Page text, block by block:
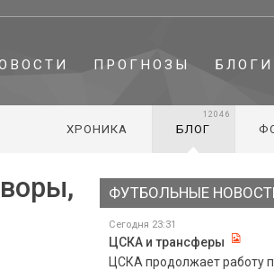
ПРОГНОЗЫ БЛОГИ
ХРОНИКА БЛОГ
12046
ФУТБОЛЬНЫЕ
Сегодня 23:31
ЦСКА и трансферы
ЦСКА продолжает работу